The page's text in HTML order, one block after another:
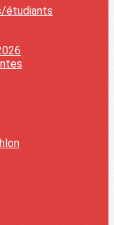
étudiants